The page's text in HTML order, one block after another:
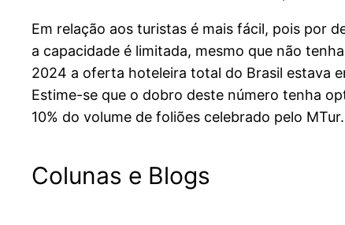
Em relação aos turistas é mais fácil, pois por
a capacidade é limitada, mesmo que não
2024 a oferta hoteleira total do Brasil estava
Estime-se que o dobro deste número tenha
10% do volume de foliões celebrado pelo MTur.
Colunas e Blogs